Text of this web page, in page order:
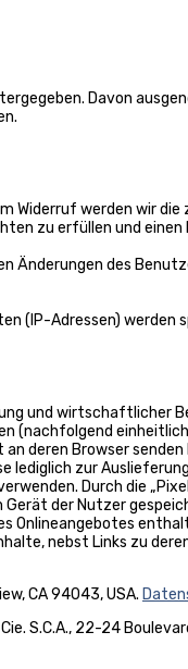
Davon
werden wir
zu erfüllen und einen
Änderungen des
(IP-Adressen)
und wirtschaftlicher
(nachfolgend
deren Browser
lediglich zur
Durch die
der Nutzer
nebst Links zu
CA 94043, USA.
S.C.A., 22-24